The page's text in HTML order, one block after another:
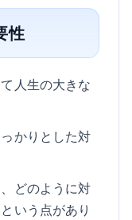
性
人生の大きな
かりとした対
どのように対
いう点があり